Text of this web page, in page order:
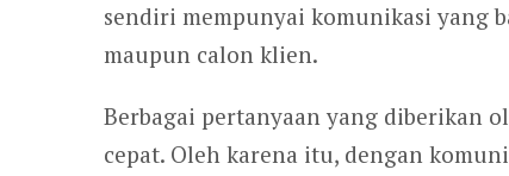
sendiri mempunyai komunikasi yang
maupun calon klien.
Berbagai pertanyaan yang diberikan
cepat. Oleh karena itu, dengan